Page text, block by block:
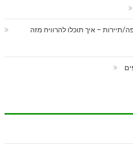
תיירות – איך תוכלו להרוויח מזה